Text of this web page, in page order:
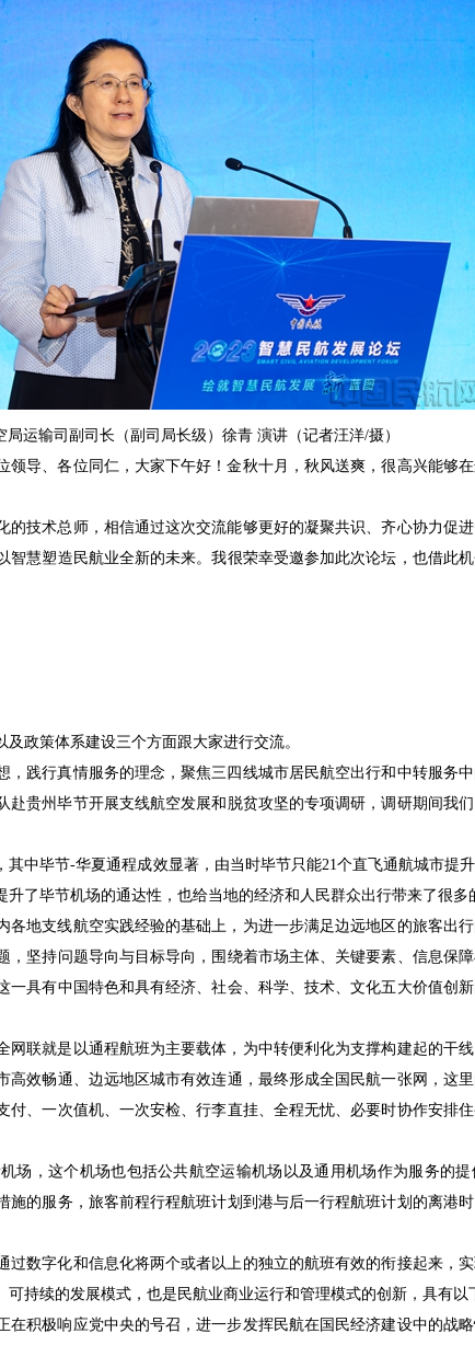
局运输司副司长（副司局长级）徐青 演讲（记者汪洋/摄）
领导、各位同仁，大家下午好！金秋十月，秋风送爽，很高兴能够
技术总师，相信通过这次交流能够更好的凝聚共识、齐心协力促
智慧塑造民航业全新的未来。我很荣幸受邀参加此次论坛，也借此
政策体系建设三个方面跟大家进行交流。
践行真情服务的理念，聚焦三四线城市居民航空出行和中转服务
赴贵州毕节开展支线航空发展和脱贫攻坚的专项调研，调研期间我
中毕节-华夏通程成效显著，由当时毕节只能21个直飞通航城市提
升了毕节机场的通达性，也给当地的经济和人民群众出行带来了很多
地支线航空实践经验的基础上，为进一步满足边远地区的旅客出
坚持问题导向与目标导向，围绕着市场主体、关键要素、信息保
具有中国特色和具有经济、社会、科学、技术、文化五大价值创
联就是以通程航班为主要载体，为中转便利化为支撑构建起的干
效畅通、边远地区城市有效连通，最终形成全国民航一张网，这
、一次值机、一次安检、行李直挂、全程无忧、必要时协作安排
场，这个机场也包括公共航空运输机场以及通用机场作为服务的
的服务，旅客前程行程航班计划到港与后一行程航班计划的离港
过数字化和信息化将两个或者以上的独立的航班有效的衔接起来，
可持续的发展模式，也是民航业商业运行和管理模式的创新，具有以
积极响应党中央的号召，进一步发挥民航在国民经济建设中的战